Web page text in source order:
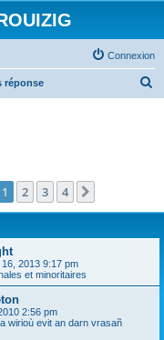
Connexion
réponse
c
1 2 3 4
2013 9:17 pm
et minoritaires
2:56 pm
wirioù evit an darn vrasañ